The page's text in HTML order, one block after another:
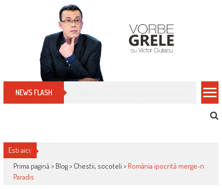
NEWS FLASH Cum îți schimbi, rapid, gratuit și eficient,
Esti aici:
Prima pagină > Blog> Chestii, socoteli > România ipocrită merge-n
Paradis